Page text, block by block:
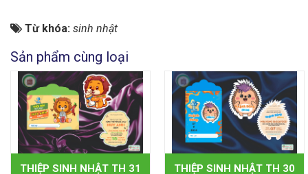
Từ khóa: sinh nhật
Sản phẩm cùng loại
THIỆP SINH NHẬT TH 31 THIỆP SINH NHẬT TH 30